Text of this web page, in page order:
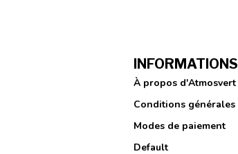
INFORMATIONS
À propos d'Atmosvert
Conditions générales
Modes de paiement
Default